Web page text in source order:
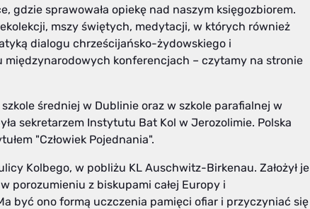
gdzie sprawowała opiekę nad naszym księgozbiorem.
mszy świętych, medytacji, w których również
dialogu chrześcijańsko-żydowskiego i
międzynarodowych konferencjach – czytamy na stronie
średniej w Dublinie oraz w szkole parafialnej w
sekretarzem Instytutu Bat Kol w Jerozolimie. Polska
"Człowiek Pojednania".
Kolbego, w pobliżu KL Auschwitz-Birkenau. Założył je
porozumieniu z biskupami całej Europy i
być ono formą uczczenia pamięci ofiar i przyczyniać się